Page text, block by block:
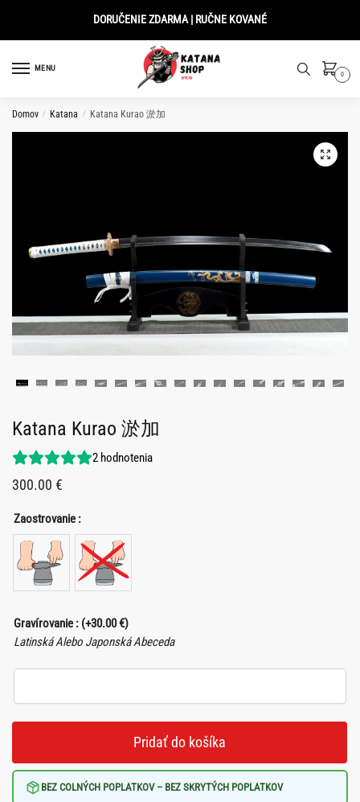
DORUČENIE ZDARMA | RUČNE KOVANÉ
MENU
0
Domov / Katana / Katana Kurao 淤加
Katana Kurao 淤加
2 hodnotenia
300.00 €
Zaostrovanie :
Gravírovanie : (+30.00€)
Latinská Alebo Japonská Abeceda
Pridať do košíka
BEZ COLNÝCH POPLATKOV – BEZ SKRYTÝCH POPLATKOV